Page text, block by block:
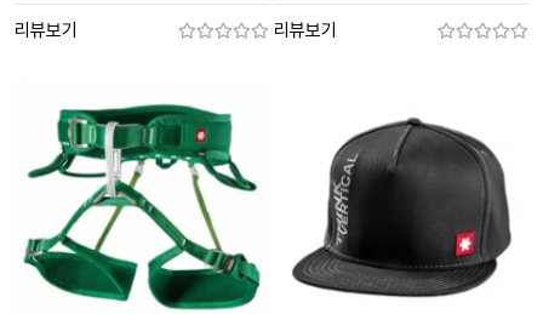
리뷰보기 리뷰보기